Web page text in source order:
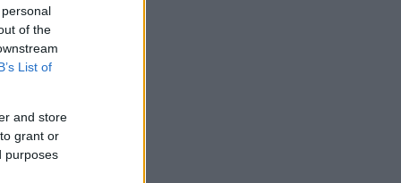
of the
List of
and store
grant or
purposes